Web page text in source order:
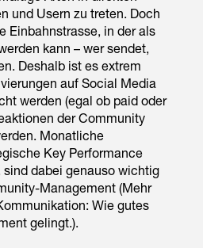
und Usern zu treten. Doch
Einbahnstrasse, in der als
kann – wer sendet,
Deshalb ist es extrem
auf Social Media
werden (egal ob paid oder
der Community
Monatliche
Key Performance
dabei genauso wichtig
Management (Mehr
Wie gutes
gelingt.).